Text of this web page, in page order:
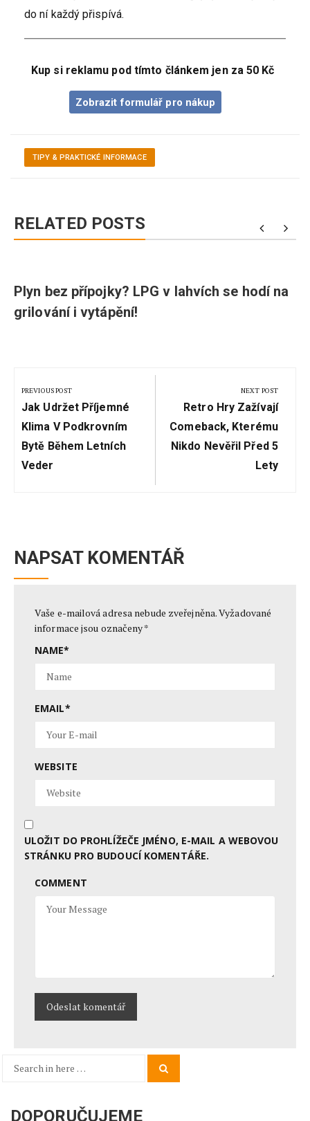
do ní každý přispívá.
Kup si reklamu pod tímto článkem jen za 50 Kč
Zobrazit formulář pro nákup
TIPY & PRAKTICKÉ INFORMACE
RELATED POSTS
Plyn bez přípojky? LPG v lahvích se hodí na
grilování i vytápění!
pro
příspěvek
PREVIOUS POST
Previous
Post:
Jak Udržet Příjemné
Klima V Podkrovním
Bytě Během Letních
Veder
NEXT POST
Next
Post:
Retro Hry Zažívají
Comeback, Kterému
Nikdo Nevěřil Před 5
Lety
NAPSAT KOMENTÁŘ
Vaše e-mailová adresa nebude zveřejněna.Vyžadované
informace jsou označeny*
NAME*
EMAIL*
WEBSITE
ULOŽIT DO PROHLÍŽEČE JMÉNO, E-MAIL A WEBOVOU
STRÁNKU PRO BUDOUCÍ KOMENTÁŘE.
COMMENT
Search
DOPORUČUJEME